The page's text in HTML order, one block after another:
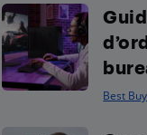
Best